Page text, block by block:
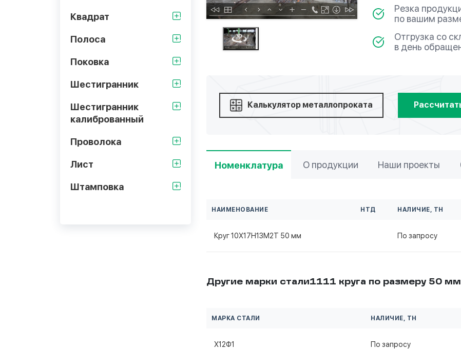
Квадрат
Полоса
Поковка
Шестигранник
Шестигранник
калиброванный
Проволока
Лист
Штамповка
Резка
по вашим
Отгрузка со
в день
Калькулятор металлопроката
Номенклатура О продукции Наши проекты
НАИМЕНОВАНИЕ НТД НАЛИЧИЕ, ТН
Круг 10Х17Н13М2Т 50 мм По запросу
Другие марки стали1111 круга по размеру 50 мм
МАРКА СТАЛИ НАЛИЧИЕ, ТН
Х12Ф1 По запросу